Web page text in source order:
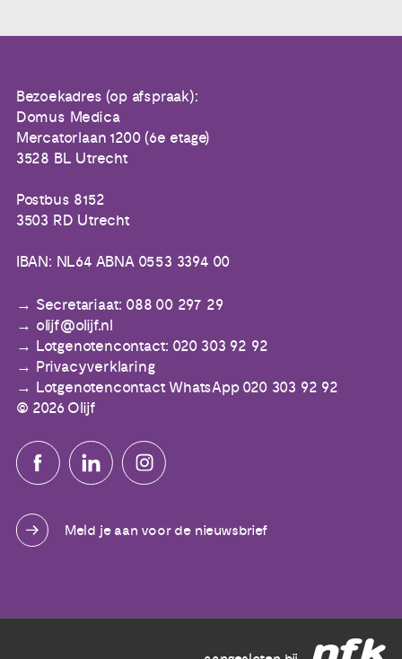
Bezoekadres (op afspraak):
Domus Medica
Mercatorlaan 1200 (6e etage)
3528 BL Utrecht
Postbus 8152
3503 RD Utrecht
IBAN: NL64 ABNA 0553 3394 00
Secretariaat: 088 00 297 29
olijf@olijf.nl
Lotgenotencontact: 020 303 92 92
Privacyverklaring
Lotgenotencontact WhatsApp 020 303 92 92
© 2026 Olijf
Meld je aan voor de nieuwsbrief